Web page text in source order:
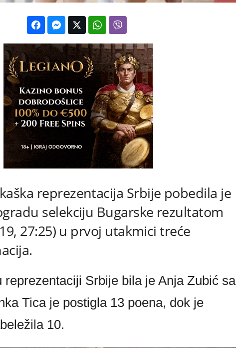
reprezentacija Srbije pobedila je
selekciju Bugarske rezultatom
27:25) u prvoj utakmici treće
reprezentaciji Srbije bila je Anja Zubić sa
Tica je postigla 13 poena, dok je
10.